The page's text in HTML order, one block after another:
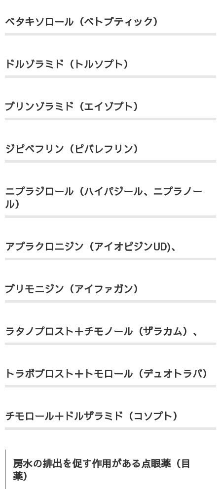
ベタキソロール（ベトプティック）
ドルゾラミド（トルソプト）
ブリンゾラミド（エイゾプト）
ジピベフリン（ピバレフリン）
ニプラジロール（ハイパジール、ニプラノー
ル）
アプラクロニジン（アイオピジンUD)、
ブリモニジン（アイファガン）
ラタノプロスト＋チモノール（ザラカム）、
トラボプロスト＋トモロール（デュオトラバ）
チモロール＋ドルザラミド（コソプト）
房水の排出を促す作用がある点眼薬（目
薬）